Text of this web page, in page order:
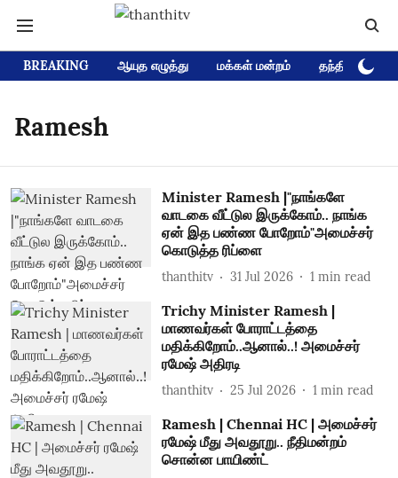
BREAKING ஆயுத எழுத்து மக்கள் மன்றம் தந்தி டிவி
Ramesh
Minister Ramesh |"நாங்களே
வாடகை வீட்டுல இருக்கோம்.. நாங்க
ஏன் இத பண்ண போறோம்"அமைச்சர்
கொடுத்த ரிப்ளை
thanthitv 31 Jul 2026 1 min read
Trichy Minister Ramesh |
மாணவர்கள் போராட்டத்தை
மதிக்கிறோம்..ஆனால்..! அமைச்சர்
ரமேஷ் அதிரடி
thanthitv 25 Jul 2026 1 min read
Ramesh | Chennai HC | அமைச்சர்
ரமேஷ் மீது அவதூறு.. நீதிமன்றம்
சொன்ன பாயிண்ட்